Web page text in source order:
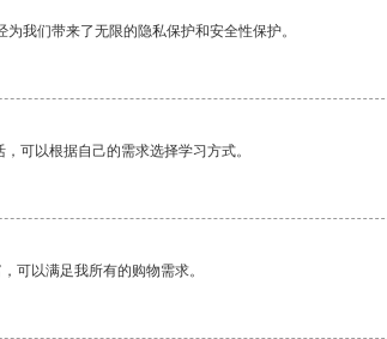
我们带来了无限的隐私保护和安全性保护。
可以根据自己的需求选择学习方式。
可以满足我所有的购物需求。